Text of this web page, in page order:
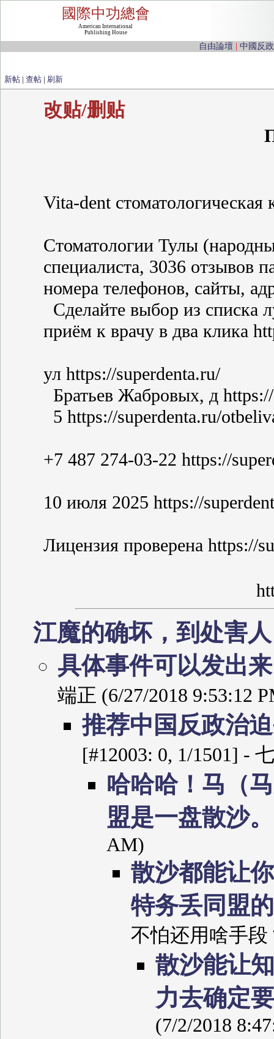
國際中功總會
American International
Publishing House
自由論壇 中國反
新帖 | 查帖 | 刷新
改贴/删贴
Vita-dent
Стоматологии Тулы
специалиста, 3036 отзывов
номера телефонов, сайты,
Сделайте выбор из списка
приём к врачу в два клика
ул https://superdenta.ru/
Братьев Жабровых, д
5 https://superdenta.ru/
+7 487 274-03-22 https://
10 июля 2025 https://
Лицензия проверена https://
江魔的确坏，到处害
具体事件可以发出
端正 (6/27/2018 9:53:12
推荐中国反政治
[#12003: 0, 1/1501] -
哈哈哈！马（
盟是一盘散沙
AM)
散沙都能让
特务丢同盟
不怕还用啥手段
散沙能让
力去确定
(7/2/2018